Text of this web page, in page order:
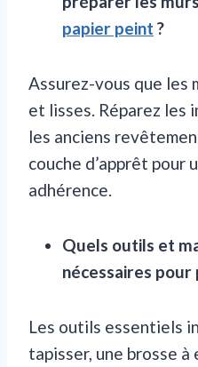
papier peint ?
Assurez-vous que les
et lisses. Réparez les
les anciens
couche d’apprêt pour
adhérence.
Quels outils et
nécessaires pour
Les outils essentiels
tapisser, une brosse à